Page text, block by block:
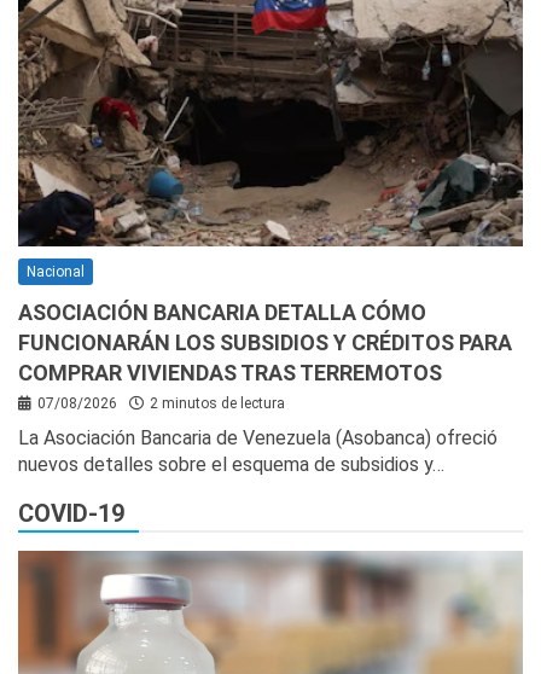
Nacional
ASOCIACIÓN BANCARIA DETALLA CÓMO
FUNCIONARÁN LOS SUBSIDIOS Y CRÉDITOS PARA
COMPRAR VIVIENDAS TRAS TERREMOTOS
07/08/2026 2 minutos de lectura
La Asociación Bancaria de Venezuela (Asobanca) ofreció
nuevos detalles sobre el esquema de subsidios y…
COVID-19